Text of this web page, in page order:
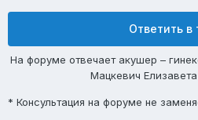
Ответить в
На форуме отвечает акушер –
Мацкевич
* Консультация на форуме не